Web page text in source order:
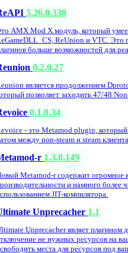
5.26.0.338
AMX Mod X модуль, который
ReUnion и VTC. Это
больше возможностей для
0.2.0.27
является продолжением
позволяет заходить 47/48
0.1.0.34
- это Metamod plugin,
между non-steam и steam
r 1.3.0.149
Metamod-r содержит огромное
и намного более
JIT-компилятора.
Unprecacher 1.1
Unprecacher являет
не нужных ресурсов на
места для ресурсов под